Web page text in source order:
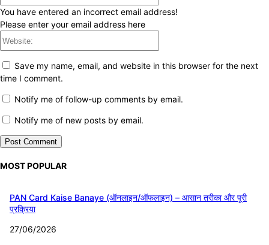
You have entered an incorrect email address!
Please enter your email address here
Save my name, email, and website in this browser for the next
time I comment.
Notify me of follow-up comments by email.
Notify me of new posts by email.
MOST POPULAR
PAN Card Kaise Banaye (ऑनलाइन/ऑफलाइन) – आसान तरीका और पूरी
प्रक्रिया
27/06/2026